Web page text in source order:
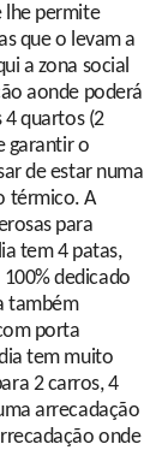
lhe permite
que o levam a
a zona social
aonde poderá
quartos (2
garantir o
de estar numa
térmico. A
para
tem 4 patas,
dedicado
também
porta
tem muito
2 carros, 4
arrecadação
onde